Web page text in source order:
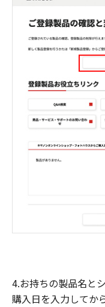
4.お持ちの製品名と
購入日を入力してか